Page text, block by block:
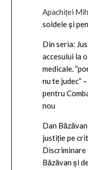
Apachiței
soldele și
Din seria:
accesului la
medicale.
nu te judec”
pentru
nou
Dan Băzăvan
justiție pe
Discriminare
Băzăvan și